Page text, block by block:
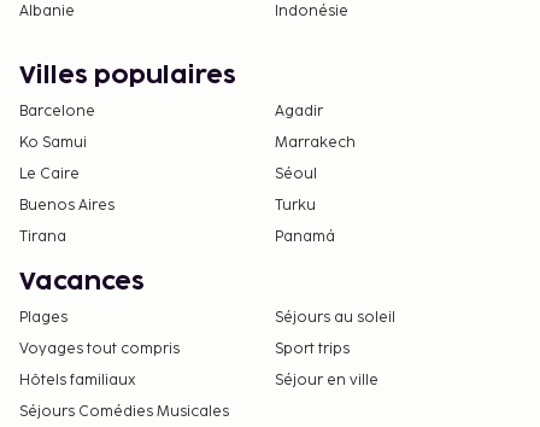
Albanie
Indonésie
Villes populaires
Barcelone
Agadir
Ko Samui
Marrakech
Le Caire
Séoul
Buenos Aires
Turku
Tirana
Panamá
Vacances
Plages
Séjours au soleil
Voyages tout compris
Sport trips
Hôtels familiaux
Séjour en ville
Séjours Comédies Musicales